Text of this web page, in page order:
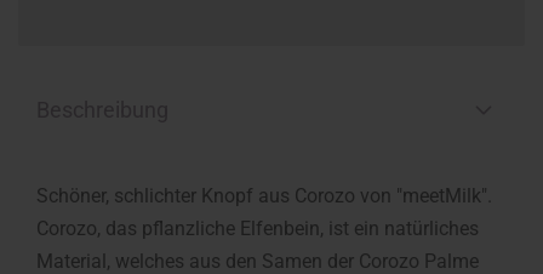
Schöner, schlichter Knopf aus Corozo von "meetMilk".
Corozo, das pflanzliche Elfenbein, ist ein natürliches
Material, welches aus den Samen der Corozo Palme